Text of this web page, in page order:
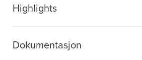
Highlights
Dokumentasjon